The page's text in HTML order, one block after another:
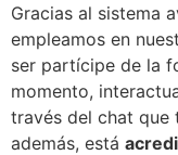
Gracias al sistema
empleamos en
ser partícipe de la
momento,
través del chat que
además, está